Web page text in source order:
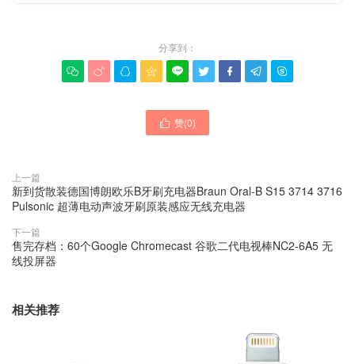
分享到：
        
 赞(0)
上一篇
新到货散装德国博朗欧乐B牙刷充电器Braun Oral-B S15 3714 3716
Pulsonic 超薄电动声波牙刷原装感应无线充电器
下一篇
售完存档：60个Google Chromecast 谷歌二代电视棒NC2-6A5 无
线投屏器
相关推荐